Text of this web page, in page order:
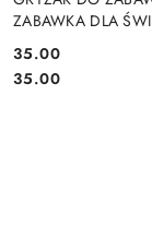
ZABAWKA DLA
Cena:
35.00
Cena:
35.00